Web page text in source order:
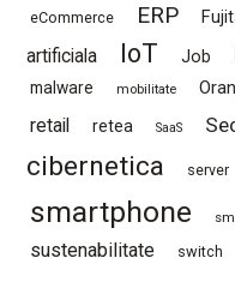
eCommerce ERP
artificiala
IoT Job
malware mobilitate
retail retea SaaS
cibernetica
server
smartphone
sustenabilitate switch